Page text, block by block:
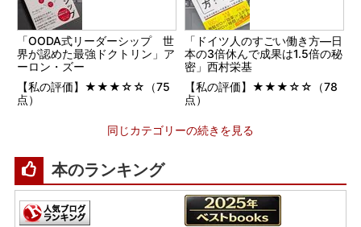
「OODA式リーダーシップ 世
界が認めた最強ドクトリン」ア
ーロン・ズー
【私の評価】★★★☆☆（75
点）
「ドイツ人のすごい働き方―日
本の3倍休んで成果は1.5倍の秘
密」西村栄基
【私の評価】★★★☆☆（78
点）
同じカテゴリーの続きを見る
本のランキング